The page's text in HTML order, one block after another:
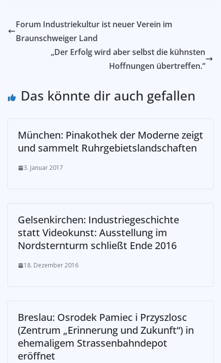
Forum Industriekultur ist neuer Verein im
Braunschweiger Land
„Der Erfolg wird aber selbst die kühnsten
Hoffnungen übertreffen.“
Das könnte dir auch gefallen
München: Pinakothek der Moderne zeigt
und sammelt Ruhrgebietslandschaften
3. Januar 2017
Gelsenkirchen: Industriegeschichte
statt Videokunst: Ausstellung im
Nordsternturm schließt Ende 2016
18. Dezember 2016
Breslau: Osrodek Pamiec i Przyszlosc
(Zentrum „Erinnerung und Zukunft“) in
ehemaligem Strassenbahndepot
eröffnet